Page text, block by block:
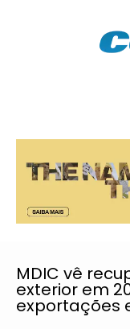
MDIC vê
exterior em
exportações